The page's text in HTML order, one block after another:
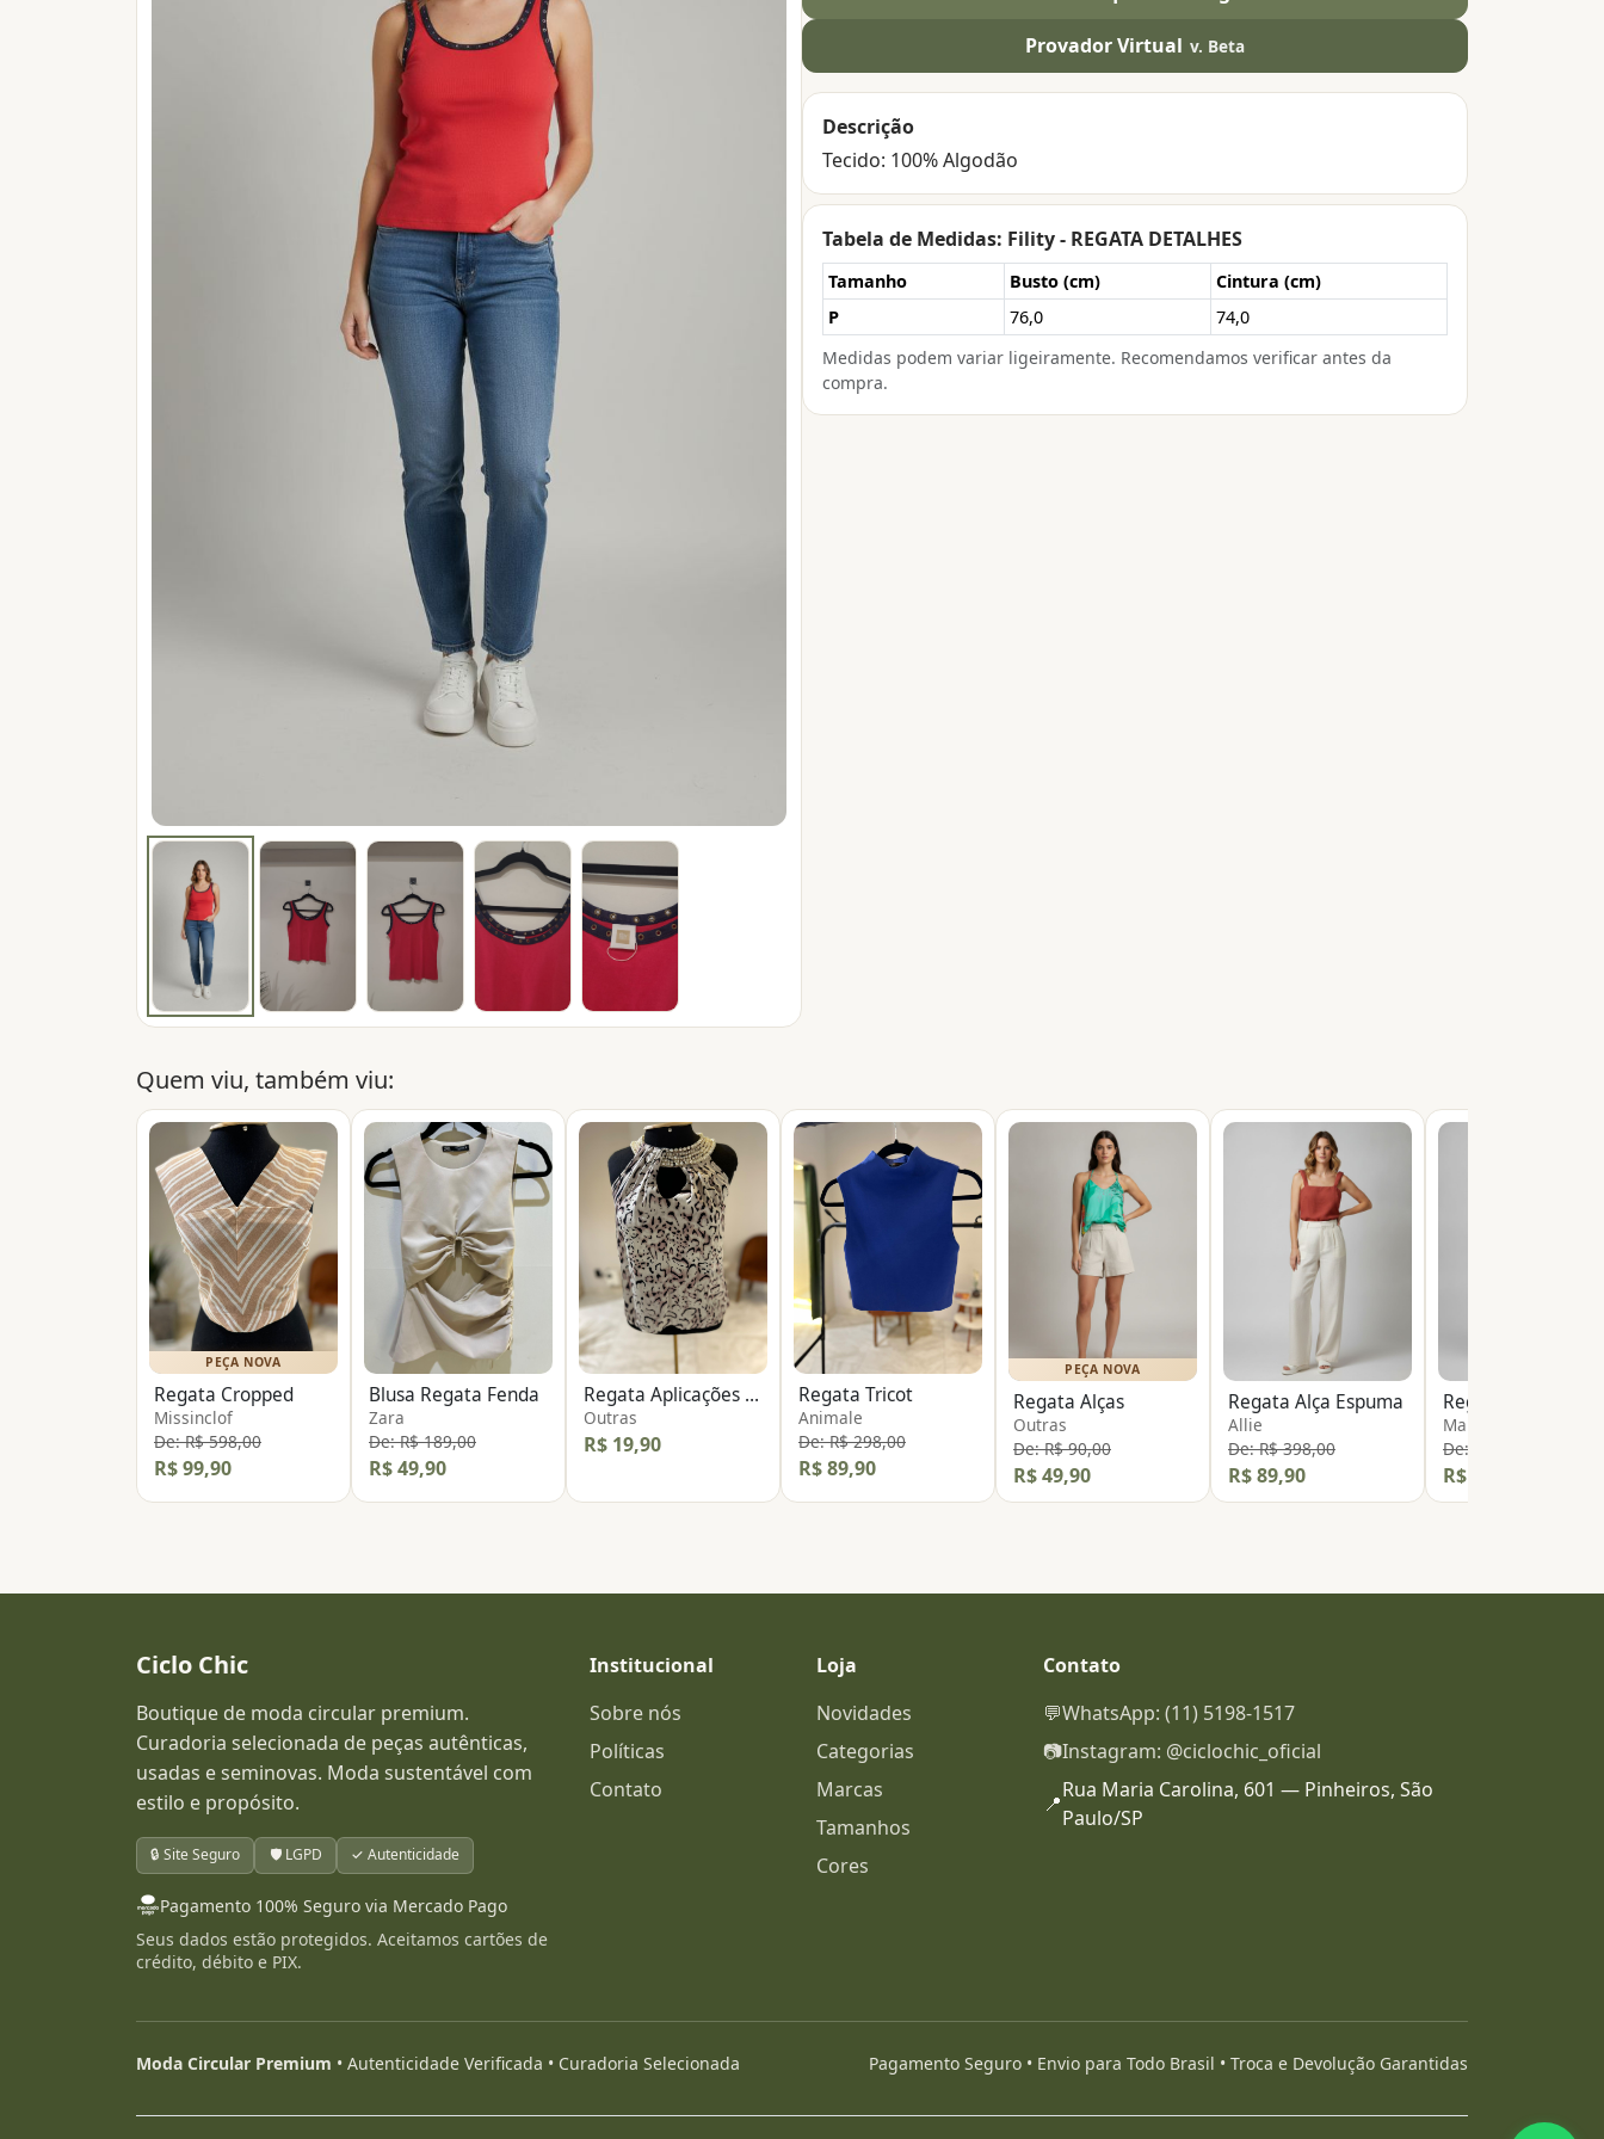
Provador Virtual v. Beta
Descrição
Tecido: 100% Algodão
Tabela de Medidas: Fility - REGATA DETALHES
Tamanho Busto (cm)
Cintura (cm)
P
76,0
74,0
Medidas podem variar ligeiramente. Recomendamos verificar antes da
compra.
Quem viu, também viu:
PEÇA NOVA
Regata Cropped
Missinclof
De: R$ 598,00
R$ 99,90
Blusa Regata Fenda
Zara
De: R$ 189,00
R$ 49,90
Regata Aplicações Pérolas
Outras
R$ 19,90
Regata Tricot
Animale
De: R$ 298,00
R$ 89,90
PEÇA NOVA
Regata Alças
Outras
De: R$ 90,00
R$ 49,90
Regata Alça Espuma
Allie
De: R$ 398,00
R$ 89,90
Regata Colete
Marfinno
De: R$ 119,00
R$ 39,90
Ciclo Chic
Boutique de moda circular premium.
Curadoria selecionada de peças autênticas,
usadas e seminovas. Moda sustentável com
estilo e propósito.
🔒 Site Seguro 🛡️ LGPD ✓ Autenticidade
Pagamento 100% Seguro via Mercado Pago
Seus dados estão protegidos. Aceitamos cartões de
crédito, débito e PIX.
Institucional
Sobre nós
Políticas
Contato
Loja
Novidades
Categorias
Marcas
Tamanhos
Cores
Contato
💬WhatsApp: (11) 5198-1517
📷Instagram: @ciclochic_oficial
📍
Rua Maria Carolina, 601 — Pinheiros, São
Paulo/SP
Moda Circular Premium • Autenticidade Verificada • Curadoria Selecionada Pagamento Seguro • Envio para Todo Brasil • Troca e Devolução Garantidas